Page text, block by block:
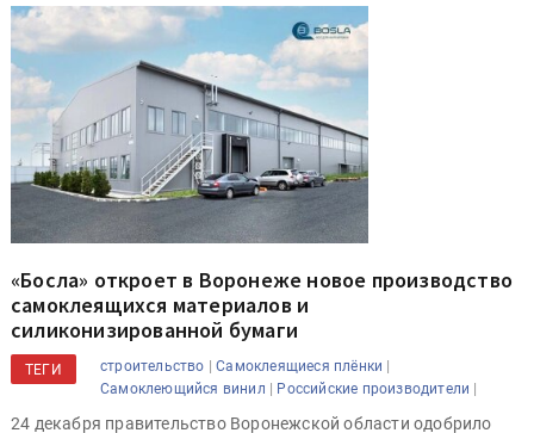
«Босла» откроет в Воронеже новое производство
самоклеящихся материалов и
силиконизированной бумаги
ТЕГИ строительство |Самоклеящиеся плёнки |
Самоклеющийся винил | Российские производители |
24 декабря правительство Воронежской области одобрило